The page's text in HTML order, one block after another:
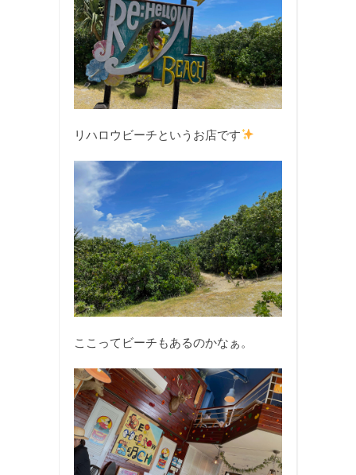
リハロウビーチというお店です
ここってビーチもあるのかなぁ。